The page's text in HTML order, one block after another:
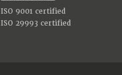
ISO 9001 certified
ISO 29993 certified